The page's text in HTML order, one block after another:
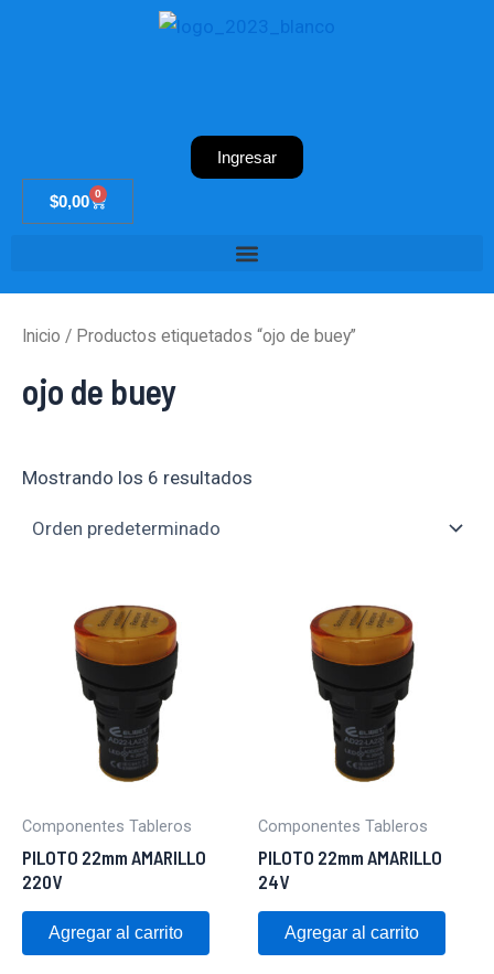
Ingresar
$0,00 0
Cart
Inicio / Productos etiquetados “ojo de buey”
ojo de buey
Mostrando los 6 resultados
Componentes Tableros
PILOTO 22mm AMARILLO
220V
Agregar al carrito
Componentes Tableros
PILOTO 22mm AMARILLO
24V
Agregar al carrito